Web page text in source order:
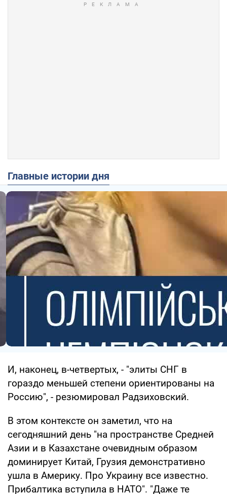
Главные истории дня
И, наконец, в-четвертых, - "элиты СНГ в
гораздо меньшей степени ориентированы на
Россию", - резюмировал Радзиховский.
В этом контексте он заметил, что на
сегодняшний день "на пространстве Средней
Азии и в Казахстане очевидным образом
доминирует Китай, Грузия демонстративно
ушла в Америку. Про Украину все известно.
Прибалтика вступила в НАТО". "Даже те